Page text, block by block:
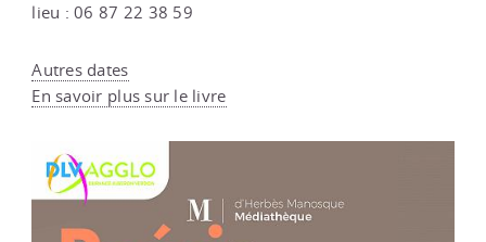
lieu : 06 87 22 38 59
Autres dates
En savoir plus sur le livre